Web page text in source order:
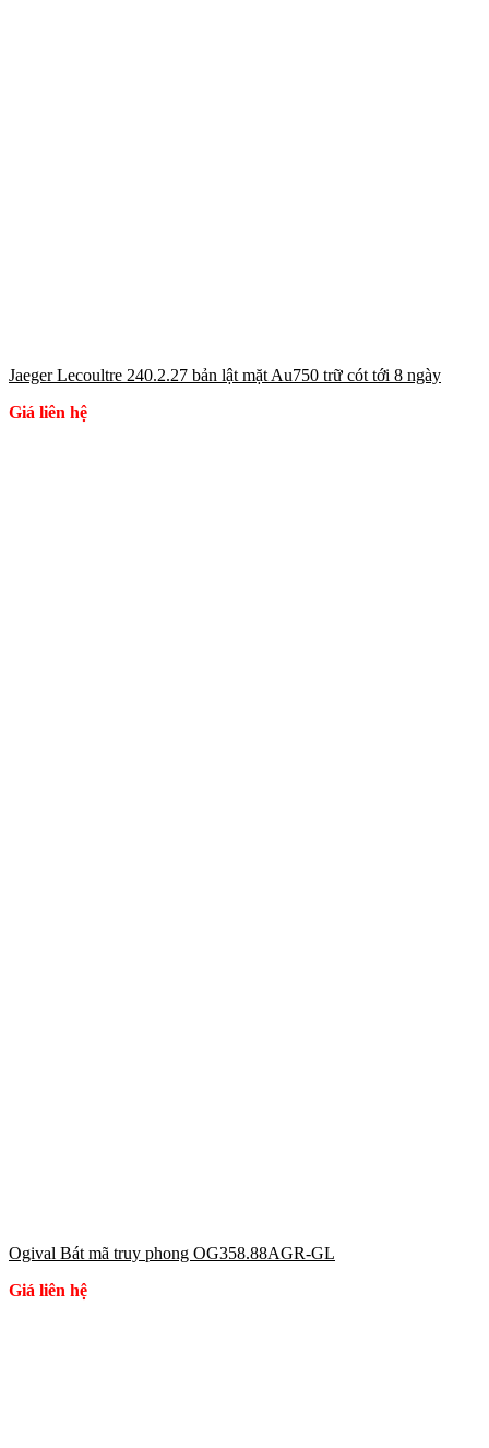
Jaeger Lecoultre 240.2.27 bản lật mặt Au750 trữ cót tới 8 ngày
Giá liên hệ
Ogival Bát mã truy phong OG358.88AGR-GL
Giá liên hệ